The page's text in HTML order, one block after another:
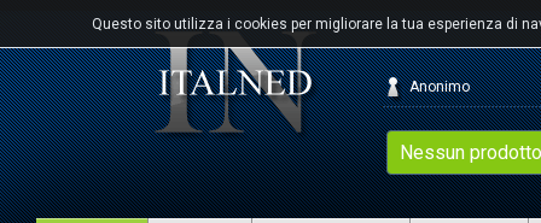
Questo sito utilizza i cookies per migliorare la tua esperienza di
Nessun
Anonimo